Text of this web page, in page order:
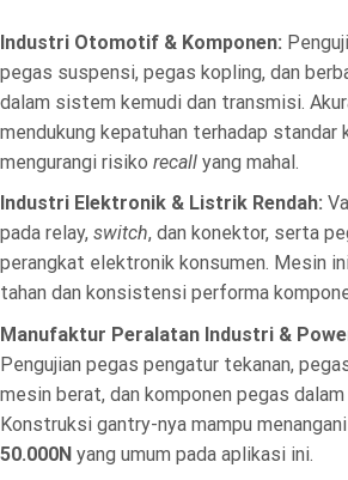
Industri Otomotif & Komponen:
pegas suspensi, pegas kopling, dan
dalam sistem kemudi dan transmisi.
mendukung kepatuhan terhadap standar
mengurangi risiko recall yang mahal.
Industri Elektronik & Listrik Rendah:
pada relay, switch, dan konektor, serta
perangkat elektronik konsumen. Mesin
tahan dan konsistensi performa
Manufaktur Peralatan Industri &
Pengujian pegas pengatur tekanan,
mesin berat, dan komponen pegas
Konstruksi gantry-nya mampu
50.000N yang umum pada aplikasi ini.